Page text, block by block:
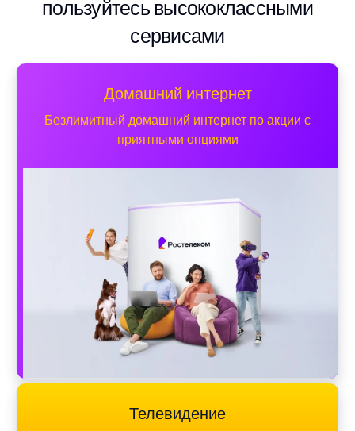
пользуйтесь высококлассными
сервисами
Домашний интернет
Безлимитный домашний интернет по акции с
приятными опциями
Телевидение